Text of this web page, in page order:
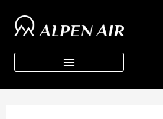
Inhalt
springen